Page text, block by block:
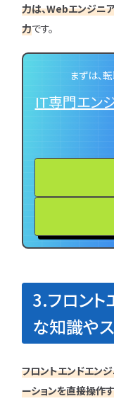
力は、Webエンジニ
力です。
まずは、
IT専門エン
3.フロント
な知識や
フロントエンドエン
ーションを直接操作